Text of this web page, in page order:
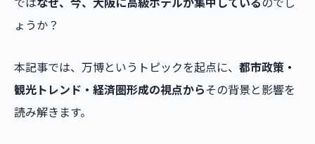
ょうか？
本記事では、万博というトピックを起点に、 都市政策・
観光トレンド・経済圏形成の視点からその背景と影響を
読み解きます。